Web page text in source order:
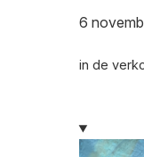
6
in de